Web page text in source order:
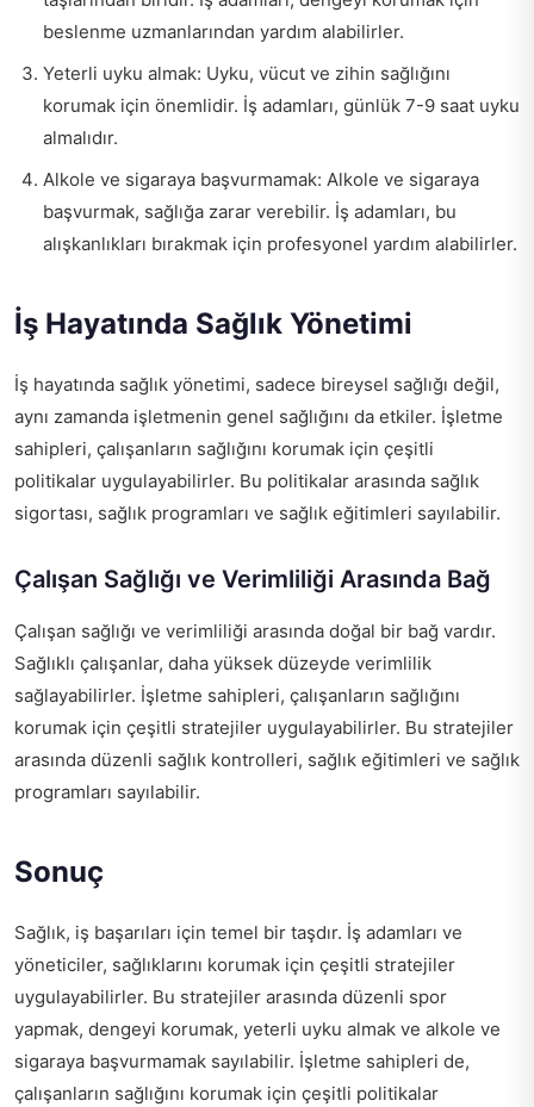
beslenme uzmanlarından yardım alabilirler.
Yeterli uyku almak: Uyku, vücut ve zihin sağlığını
korumak için önemlidir. İş adamları, günlük 7-9 saat uyku
almalıdır.
Alkole ve sigaraya başvurmamak: Alkole ve sigaraya
başvurmak, sağlığa zarar verebilir. İş adamları, bu
alışkanlıkları bırakmak için profesyonel yardım alabilirler.
İş Hayatında Sağlık Yönetimi
İş hayatında sağlık yönetimi, sadece bireysel sağlığı değil,
aynı zamanda işletmenin genel sağlığını da etkiler. İşletme
sahipleri, çalışanların sağlığını korumak için çeşitli
politikalar uygulayabilirler. Bu politikalar arasında sağlık
sigortası, sağlık programları ve sağlık eğitimleri sayılabilir.
Çalışan Sağlığı ve Verimliliği Arasında Bağ
Çalışan sağlığı ve verimliliği arasında doğal bir bağ vardır.
Sağlıklı çalışanlar, daha yüksek düzeyde verimlilik
sağlayabilirler. İşletme sahipleri, çalışanların sağlığını
korumak için çeşitli stratejiler uygulayabilirler. Bu stratejiler
arasında düzenli sağlık kontrolleri, sağlık eğitimleri ve sağlık
programları sayılabilir.
Sonuç
Sağlık, iş başarıları için temel bir taşdır. İş adamları ve
yöneticiler, sağlıklarını korumak için çeşitli stratejiler
uygulayabilirler. Bu stratejiler arasında düzenli spor
yapmak, dengeyi korumak, yeterli uyku almak ve alkole ve
sigaraya başvurmamak sayılabilir. İşletme sahipleri de,
çalışanların sağlığını korumak için çeşitli politikalar